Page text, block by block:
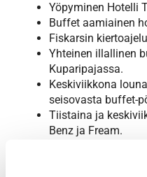
Yöpyminen Hotelli
Buffet aamiainen
Fiskarsin
Yhteinen illallinen
Kuparipajassa.
Keskiviikkona
seisovasta buffet-
Tiistaina ja
Benz ja Fream.
maksamisohjeet